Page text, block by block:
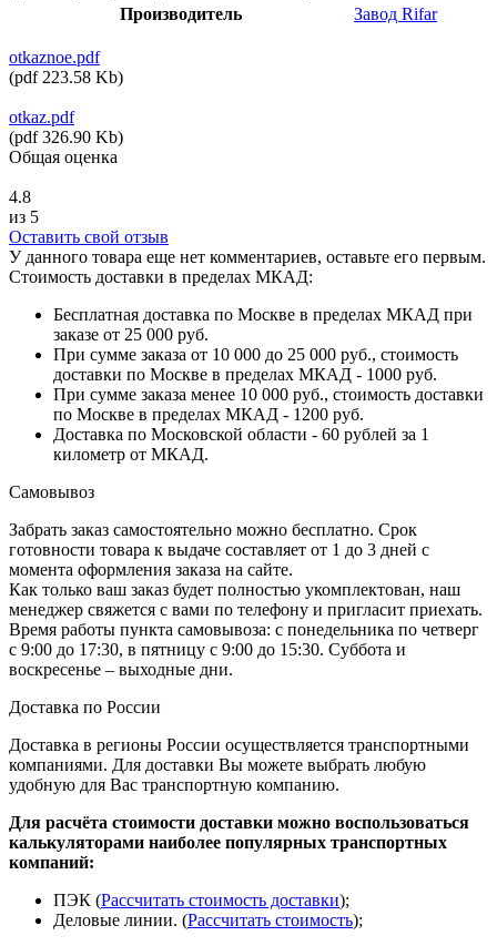
Производитель
Завод Rifar
otkaznoe.pdf
(pdf 223.58 Kb)
otkaz.pdf
(pdf 326.90 Kb)
Общая оценка
4.8
из 5
Оставить свой отзыв
У данного товара еще нет комментариев, оставьте его первым.
Стоимость доставки в пределах МКАД:
Бесплатная доставка по Москве в пределах МКАД при
заказе от 25 000 руб.
При сумме заказа от 10 000 до 25 000 руб., стоимость
доставки по Москве в пределах МКАД - 1000 руб.
При сумме заказа менее 10 000 руб., стоимость доставки
по Москве в пределах МКАД - 1200 руб.
Доставка по Московской области - 60 рублей за 1
километр от МКАД.
Самовывоз
Забрать заказ самостоятельно можно бесплатно. Срок
готовности товара к выдаче составляет от 1 до 3 дней с
момента оформления заказа на сайте.
Как только ваш заказ будет полностью укомплектован, наш
менеджер свяжется с вами по телефону и пригласит приехать.
Время работы пункта самовывоза: с понедельника по четверг
с 9:00 до 17:30, в пятницу с 9:00 до 15:30. Суббота и
воскресенье – выходные дни.
Доставка по России
Доставка в регионы России осуществляется транспортными
компаниями. Для доставки Вы можете выбрать любую
удобную для Вас транспортную компанию.
Для расчёта стоимости доставки можно воспользоваться
калькуляторами наиболее популярных транспортных
компаний:
ПЭК (Рассчитать стоимость доставки);
Деловые линии. (Рассчитать стоимость);